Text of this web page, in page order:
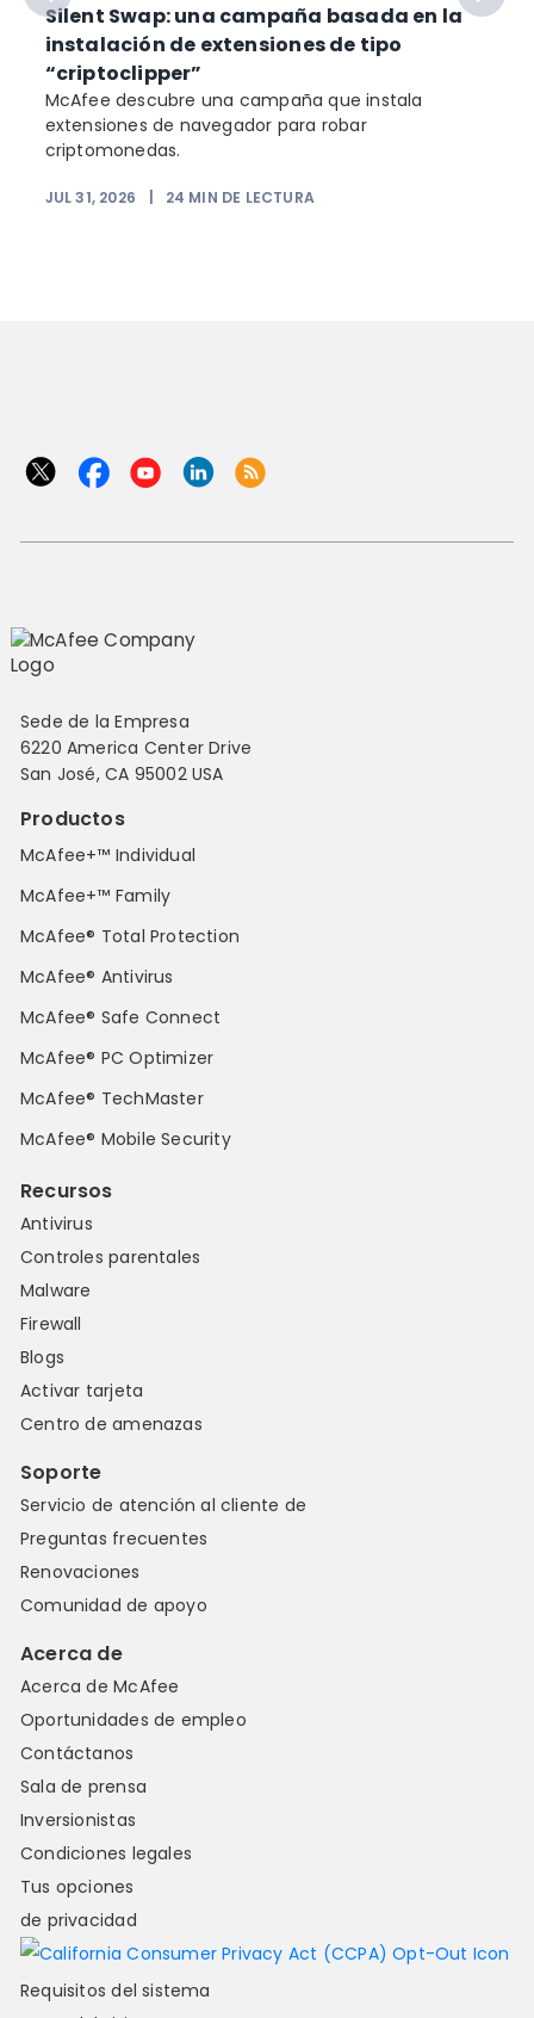
Silent Swap: una campaña basada en la
instalación de extensiones de tipo
“criptoclipper”
McAfee descubre una campaña que instala
extensiones de navegador para robar
criptomonedas.
JUL 31, 2026 24 MIN DE LECTURA
Sede de la Empresa
6220 America Center Drive
San José, CA 95002 USA
Productos
McAfee+™ Individual
McAfee+™ Family
McAfee® Total Protection
McAfee® Antivirus
McAfee® Safe Connect
McAfee® PC Optimizer
McAfee® TechMaster
McAfee® Mobile Security
Recursos
Antivirus
Controles parentales
Malware
Firewall
Blogs
Activar tarjeta
Centro de amenazas
Soporte
Servicio de atención al cliente de
Preguntas frecuentes
Renovaciones
Comunidad de apoyo
Acerca de
Acerca de McAfee
Oportunidades de empleo
Contáctanos
Sala de prensa
Inversionistas
Condiciones legales
Tus opciones
de privacidad
Requisitos del sistema